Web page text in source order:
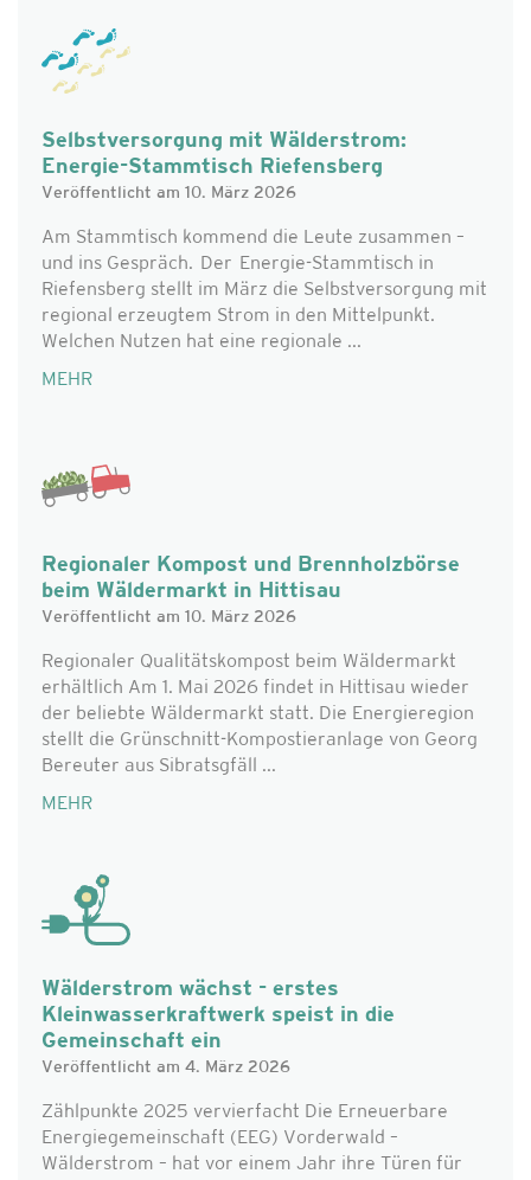
Selbstversorgung mit Wälderstrom:
Energie-Stammtisch Riefensberg
Veröffentlicht am 10. März 2026
Am Stammtisch kommend die Leute zusammen –
und ins Gespräch. Der Energie-Stammtisch in
Riefensberg stellt im März die Selbstversorgung mit
regional erzeugtem Strom in den Mittelpunkt.
Welchen Nutzen hat eine regionale ...
MEHR
Regionaler Kompost und Brennholzbörse
beim Wäldermarkt in Hittisau
Veröffentlicht am 10. März 2026
Regionaler Qualitätskompost beim Wäldermarkt
erhältlich Am 1. Mai 2026 findet in Hittisau wieder
der beliebte Wäldermarkt statt. Die Energieregion
stellt die Grünschnitt-Kompostieranlage von Georg
Bereuter aus Sibratsgfäll ...
MEHR
Wälderstrom wächst - erstes
Kleinwasserkraftwerk speist in die
Gemeinschaft ein
Veröffentlicht am 4. März 2026
Zählpunkte 2025 vervierfacht Die Erneuerbare
Energiegemeinschaft (EEG) Vorderwald –
Wälderstrom – hat vor einem Jahr ihre Türen für